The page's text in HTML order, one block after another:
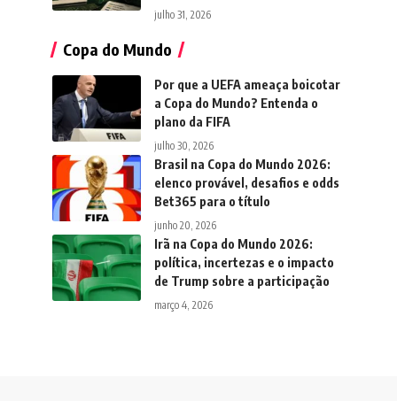
julho 31, 2026
Copa do Mundo
Por que a UEFA ameaça boicotar
a Copa do Mundo? Entenda o
plano da FIFA
julho 30, 2026
Brasil na Copa do Mundo 2026:
elenco provável, desafios e odds
Bet365 para o título
junho 20, 2026
Irã na Copa do Mundo 2026:
política, incertezas e o impacto
de Trump sobre a participação
março 4, 2026